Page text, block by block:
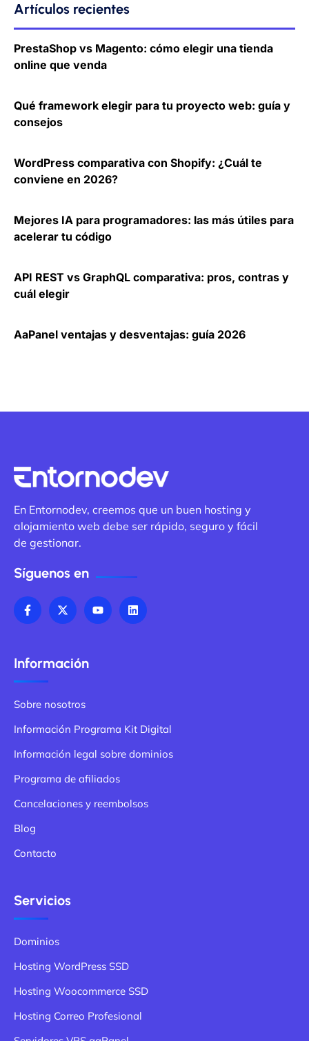
Artículos recientes
PrestaShop vs Magento: cómo elegir una tienda
online que venda
Qué framework elegir para tu proyecto web: guía y
consejos
WordPress comparativa con Shopify: ¿Cuál te
conviene en 2026?
Mejores IA para programadores: las más útiles para
acelerar tu código
API REST vs GraphQL comparativa: pros, contras y
cuál elegir
AaPanel ventajas y desventajas: guía 2026
En Entornodev, creemos que un buen hosting y
alojamiento web debe ser rápido, seguro y fácil
de gestionar.
Síguenos en
Información
Sobre nosotros
Información Programa Kit Digital
Información legal sobre dominios
Programa de afiliados
Cancelaciones y reembolsos
Blog
Contacto
Servicios
Dominios
Hosting WordPress SSD
Hosting Woocommerce SSD
Hosting Correo Profesional